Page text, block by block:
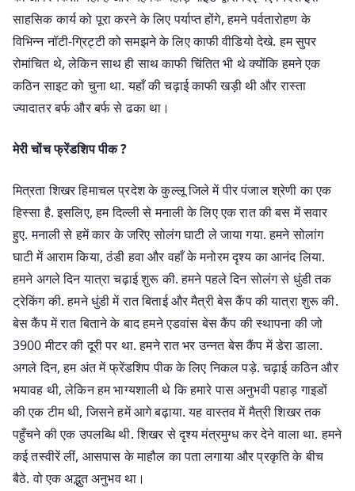
साहसिक कार्य को पूरा करने के लिए पर्याप्त होंगे, हमने पर्वतारोहण के
विभिन्न नॉटी-ग्रिट्टी को समझने के लिए काफी वीडियो देखे. हम सुपर
रोमांचित थे, लेकिन साथ ही साथ काफी चिंतित भी थे क्योंकि हमने एक
कठिन साइट को चुना था. यहाँ की चढ़ाई काफी खड़ी थी और रास्ता
ज्यादातर बर्फ और बर्फ से ढका था।
मेरी चोंच फ्रेंडशिप पीक ?
मित्रता शिखर हिमाचल प्रदेश के कुल्लू जिले में पीर पंजाल श्रेणी का एक
हिस्सा है. इसलिए, हम दिल्ली से मनाली के लिए एक रात की बस में सवार
हुए. मनाली से हमें कार के जरिए सोलंग घाटी ले जाया गया. हमने सोलांग
घाटी में आराम किया, ठंडी हवा और वहाँ के मनोरम दृश्य का आनंद लिया.
हमने अगले दिन यात्रा चढ़ाई शुरू की. हमने पहले दिन सोलंग से धुंडी तक
ट्रेकिंग की. हमने धुंडी में रात बिताई और मैत्री बेस कैंप की यात्रा शुरू की.
बेस कैंप में रात बिताने के बाद हमने एडवांस बेस कैंप की स्थापना की जो
3900 मीटर की दूरी पर था. हमने रात भर उन्नत बेस कैंप में डेरा डाला.
अगले दिन, हम अंत में फ्रेंडशिप पीक के लिए निकल पड़े. चढ़ाई कठिन और
भयावह थी, लेकिन हम भाग्यशाली थे कि हमारे पास अनुभवी पहाड़ गाइडों
की एक टीम थी, जिसने हमें आगे बढ़ाया. यह वास्तव में मैत्री शिखर तक
पहुँचने की एक उपलब्धि थी. शिखर से दृश्य मंत्रमुग्ध कर देने वाला था. हमने
कई तस्वीरें लीं, आसपास के माहौल का पता लगाया और प्रकृति के बीच
बैठे. वो एक अद्भुत अनुभव था।